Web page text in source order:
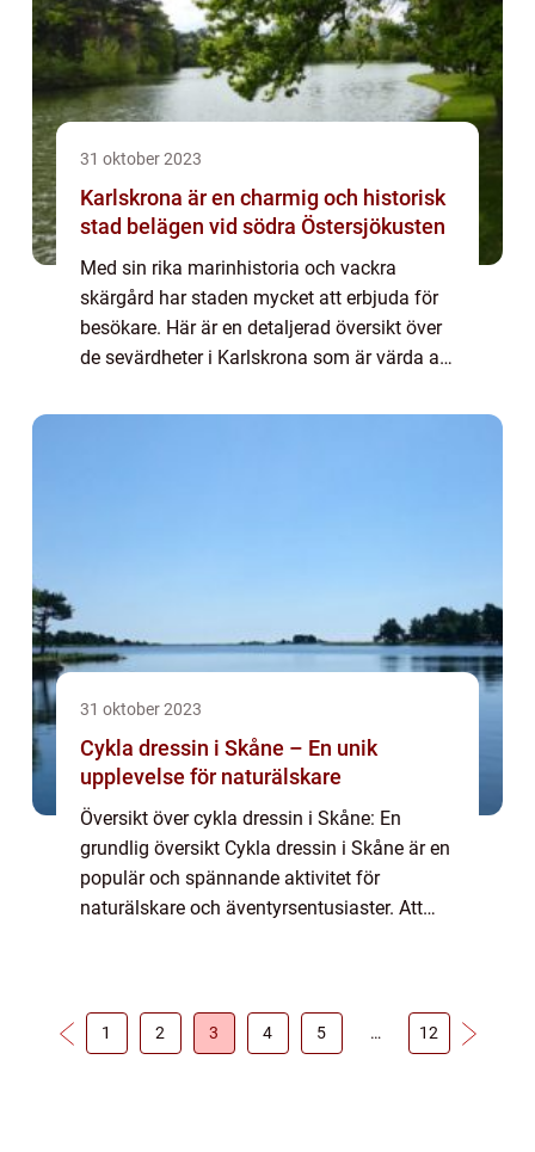
31 oktober 2023
Karlskrona är en charmig och historisk
stad belägen vid södra Östersjökusten
Med sin rika marinhistoria och vackra
skärgård har staden mycket att erbjuda för
besökare. Här är en detaljerad översikt över
de sevärdheter i Karlskrona som är värda att
sevärdheter i Karlskrona Karlskrona är kän...
31 oktober 2023
Cykla dressin i Skåne – En unik
upplevelse för naturälskare
Översikt över cykla dressin i Skåne: En
grundlig översikt Cykla dressin i Skåne är en
populär och spännande aktivitet för
naturälskare och äventyrsentusiaster. Att
1 2 3 4 5 … 12